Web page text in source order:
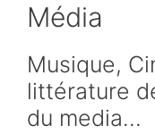
Média
Musique,
littérature
du media…